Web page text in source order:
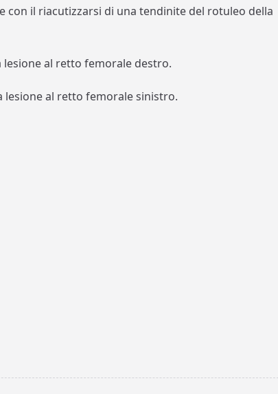
con il riacutizzarsi di una tendinite del rotuleo della
lesione al retto femorale destro.
lesione al retto femorale sinistro.